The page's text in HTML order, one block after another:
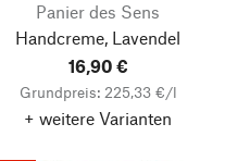
Panier des Sens
Handcreme, Lavendel
16,90 €
Grundpreis: 225,33 €/l
+ weitere Varianten